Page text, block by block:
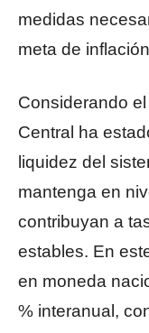
medidas
meta de
Considerando
Central ha
liquidez del
mantenga en
contribuyan a
estables. En
en moneda
% interanual,